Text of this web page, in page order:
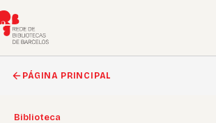
para
o
conteúdo
PÁGINA PRINCIPAL
Biblioteca